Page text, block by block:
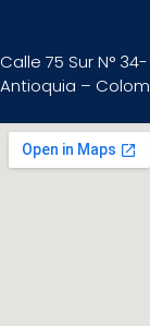
Calle 75 Sur N°
Antioquia –